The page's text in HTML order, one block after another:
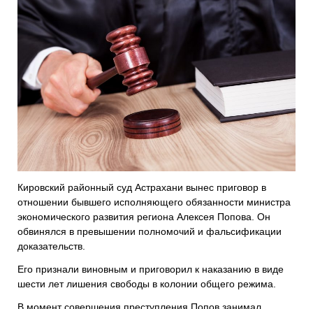
Кировский районный суд Астрахани вынес приговор в
отношении бывшего исполняющего обязанности министра
экономического развития региона Алексея Попова. Он
обвинялся в превышении полномочий и фальсификации
доказательств.
Его признали виновным и приговорил к наказанию в виде
шести лет лишения свободы в колонии общего режима.